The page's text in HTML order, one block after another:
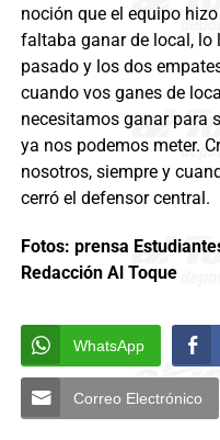
noción que el equipo
faltaba ganar de local, lo
pasado y los dos
cuando vos ganes de
necesitamos ganar para
ya nos podemos meter.
nosotros, siempre y
cerró el defensor central.
Fotos: prensa
Redacción Al Toque
WhatsApp
Correo Electrónico